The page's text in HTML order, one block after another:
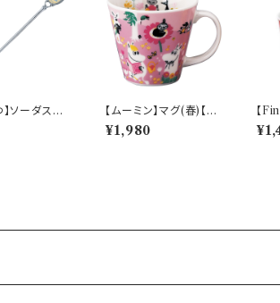
】ソーダスプ
レ)【CKW4
850
【ムーミン】マグ(春)【M
M9600】MM9601-1
1
¥1,980
【
（レ